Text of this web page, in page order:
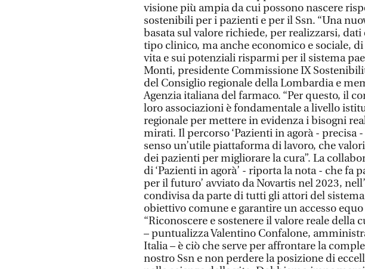
visione più ampia da cui possono nascere
sostenibili per i pazienti e per il Ssn. “Una
basata sul valore richiede, per realizzarsi,
tipo clinico, ma anche economico e sociale,
vita e sui potenziali risparmi per il sistema
Monti, presidente Commissione IX
del Consiglio regionale della Lombardia e
Agenzia italiana del farmaco. “Per questo, il
loro associazioni è fondamentale a livello
regionale per mettere in evidenza i bisogni
mirati. Il percorso ‘Pazienti in agorà - precisa
senso un’utile piattaforma di lavoro, che
dei pazienti per migliorare la cura”. La
di ‘Pazienti in agorà’ - riporta la nota - che fa
per il futuro’ avviato da Novartis nel 2023,
condivisa da parte di tutti gli attori del
obiettivo comune e garantire un accesso
“Riconoscere e sostenere il valore reale della
– puntualizza Valentino Confalone,
Italia – è ciò che serve per affrontare la
nostro Ssn e non perdere la posizione di